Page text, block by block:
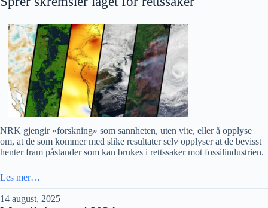
NRK gjengir «forskning» som sannheten, uten vite, eller å opplyse
om, at de som kommer med slike resultater selv opplyser at de bevisst
henter fram påstander som kan brukes i rettssaker mot fossilindustrien.
Les mer…
14 august, 2025